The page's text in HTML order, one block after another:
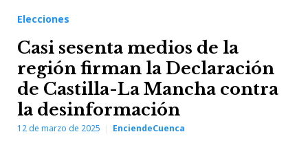
Elecciones
Casi sesenta medios de la
región firman la Declaración
de Castilla-La Mancha contra
la desinformación
12 de marzo de 2025 EnciendeCuenca